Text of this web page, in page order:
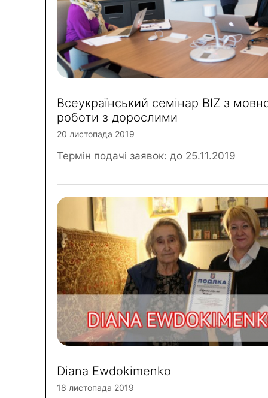
Всеукраїнський семінар BIZ з
роботи з дорослими
20 листопада 2019
Термін подачі заявок: до 25.11.2019
Diana Ewdokimenko
18 листопада 2019